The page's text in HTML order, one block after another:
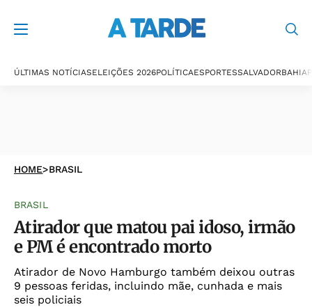
ÚLTIMAS NOTÍCIASELEIÇÕES 2026POLÍTICAESPORTESSALVADORBAHIA
HOME>BRASIL
BRASIL
Atirador que matou pai idoso, irmão
e PM é encontrado morto
Atirador de Novo Hamburgo também deixou outras
9 pessoas feridas, incluindo mãe, cunhada e mais
seis policiais